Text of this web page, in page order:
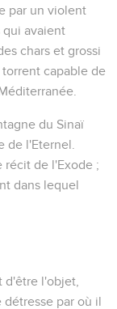
par un violent
qui avaient
chars et grossi
capable de
du Sinaï
de l'Eternel.
récit de l'Exode ;
dans lequel
d'être l'objet,
détresse par où il